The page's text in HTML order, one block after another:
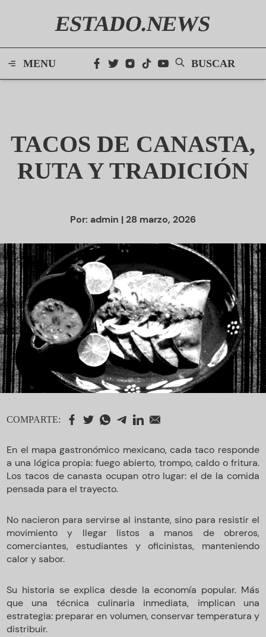
ESTADO.NEWS
MENU BUSCAR
TACOS DE CANASTA,
RUTA Y TRADICIÓN
Por: admin | 28 marzo, 2026
COMPARTE:
En el mapa gastronómico mexicano, cada taco responde
a una lógica propia: fuego abierto, trompo, caldo o fritura.
Los tacos de canasta ocupan otro lugar: el de la comida
pensada para el trayecto.
No nacieron para servirse al instante, sino para resistir el
movimiento y llegar listos a manos de obreros,
comerciantes, estudiantes y oficinistas, manteniendo
calor y sabor.
Su historia se explica desde la economía popular. Más
que una técnica culinaria inmediata, implican una
estrategia: preparar en volumen, conservar temperatura y
distribuir.